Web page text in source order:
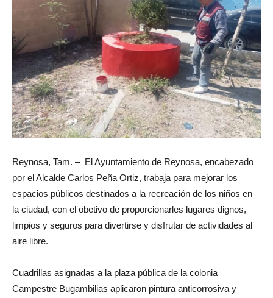
Reynosa, Tam. – El Ayuntamiento de Reynosa, encabezado
por el Alcalde Carlos Peña Ortiz, trabaja para mejorar los
espacios públicos destinados a la recreación de los niños en
la ciudad, con el obetivo de proporcionarles lugares dignos,
limpios y seguros para divertirse y disfrutar de actividades al
aire libre.
Cuadrillas asignadas a la plaza pública de la colonia
Campestre Bugambilias aplicaron pintura anticorrosiva y